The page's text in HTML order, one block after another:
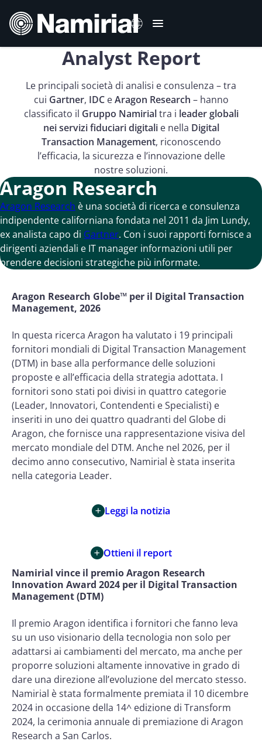
contenuto
English
Deutsch
Français
Español
Română
Português
Analyst Report
Le principali società di analisi e consulenza – tra
cui Gartner, IDCeAragon Research – hanno
classificato il Gruppo Namirialtra i leader globali
nei servizi fiduciari digitalie nella Digital
Transaction Management, riconoscendo
l’efficacia, la sicurezza e l’innovazione delle
nostre soluzioni.
Aragon Research
Aragon Research è una società di ricerca e consulenza
indipendente californiana fondata nel 2011 da Jim Lundy,
ex analista capo di Gartner. Con i suoi rapporti fornisce a
dirigenti aziendali e IT manager informazioni utili per
prendere decisioni strategiche più informate.
Aragon Research Globe™ per il Digital Transaction
Management, 2026
In questa ricerca Aragon ha valutato i 19 principali
fornitori mondiali di Digital Transaction Management
(DTM) in base alla performance delle soluzioni
proposte e all’efficacia della strategia adottata. I
fornitori sono stati poi divisi in quattro categorie
(Leader, Innovatori, Contendenti e Specialisti) e
inseriti in uno dei quattro quadranti del Globe di
Aragon, che fornisce una rappresentazione visiva del
mercato mondiale del DTM. Anche nel 2026, per il
decimo anno consecutivo, Namirial è stata inserita
nella categoria Leader.
Leggi la notizia
Ottieni il report
Namirial vince il premio Aragon Research
Innovation Award 2024 per il Digital Transaction
Management (DTM)
Il premio Aragon identifica i fornitori che fanno leva
su un uso visionario della tecnologia non solo per
adattarsi ai cambiamenti del mercato, ma anche per
proporre soluzioni altamente innovative in grado di
dare una direzione all’evoluzione del mercato stesso.
Namirial è stata formalmente premiata il 10 dicembre
2024 in occasione della 14^ edizione di Transform
2024, la cerimonia annuale di premiazione di Aragon
Research a San Carlos.